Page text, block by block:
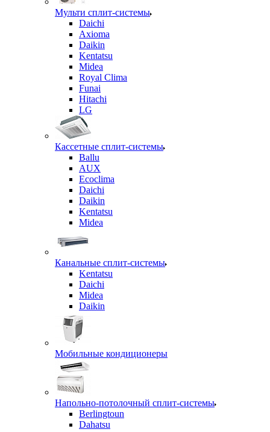
Мульти сплит-системы
Daichi
Axioma
Daikin
Kentatsu
Midea
Royal Clima
Funai
Hitachi
LG
Кассетные сплит-системы
Ballu
AUX
Ecoclima
Daichi
Daikin
Kentatsu
Midea
Канальные сплит-системы
Kentatsu
Daichi
Midea
Daikin
Мобильные кондиционеры
Напольно-потолочный сплит-системы
Berlingtoun
Dahatsu